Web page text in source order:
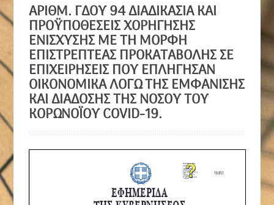
ΑΡΙΘΜ. ΓΔΟΥ 94 ΔΙΑΔΙΚΑΣΊΑ ΚΑΙ
ΠΡΟΫΠΟΘΈΣΕΙΣ ΧΟΡΉΓΗΣΗΣ
ΕΝΊΣΧΥΣΗΣ ΜΕ ΤΗ ΜΟΡΦΉ
ΕΠΙΣΤΡΕΠΤΈΑΣ ΠΡΟΚΑΤΑΒΟΛΉΣ ΣΕ
ΕΠΙΧΕΙΡΉΣΕΙΣ ΠΟΥ ΕΠΛΉΓΗΣΑΝ
ΟΙΚΟΝΟΜΙΚΆ ΛΌΓΩ ΤΗΣ ΕΜΦΆΝΙΣΗΣ
ΚΑΙ ΔΙΆΔΟΣΗΣ ΤΗΣ ΝΌΣΟΥ ΤΟΥ
ΚΟΡΩΝΟΪΟΎ COVID-19.